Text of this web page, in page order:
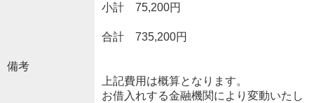
備考
小計 75,200円
合計 735,200円
上記費用は概算となります。
お借入れする金融機関により変動いたし